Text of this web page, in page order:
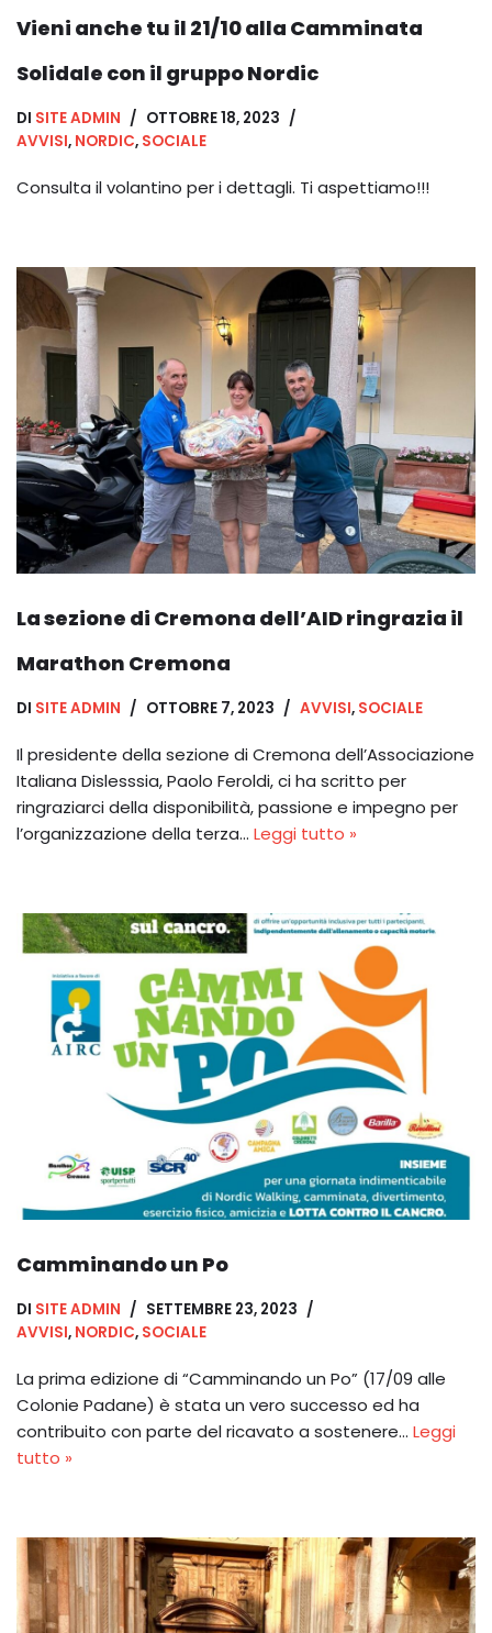
Vieni anche tu il 21/10 alla Camminata
Solidale con il gruppo Nordic
DI SITE ADMIN
OTTOBRE 18, 2023
AVVISI, NORDIC, SOCIALE
Consulta il volantino per i dettagli. Ti aspettiamo!!!
La sezione di Cremona dell’AID ringrazia il
Marathon Cremona
DI SITE ADMIN OTTOBRE 7, 2023 AVVISI, SOCIALE
Il presidente della sezione di Cremona dell’Associazione
Italiana Dislesssia, Paolo Feroldi, ci ha scritto per
ringraziarci della disponibilità, passione e impegno per
l’organizzazione della terza… Leggi tutto »
Camminando un Po
DI SITE ADMIN
SETTEMBRE 23, 2023
AVVISI, NORDIC, SOCIALE
La prima edizione di “Camminando un Po” (17/09 alle
Colonie Padane) è stata un vero successo ed ha
contribuito con parte del ricavato a sostenere… Leggi
tutto »